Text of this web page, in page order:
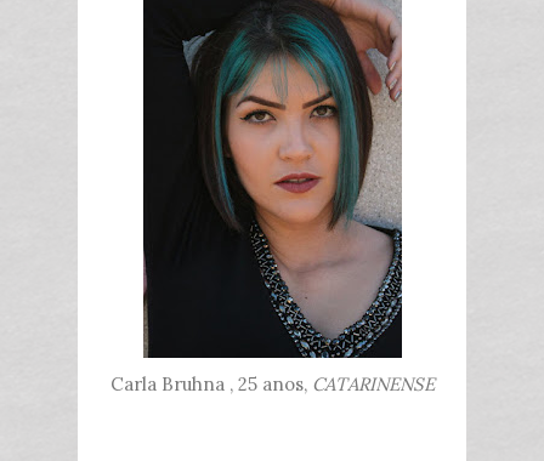
Carla Bruhna , 25 anos,CATARINENSE